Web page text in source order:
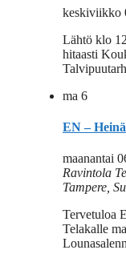
keskiviikko
Lähtö klo
hitaasti
ma 6
EN –
maanantai
Ravintola
Tampere,
Tervetuloa
Telakalle